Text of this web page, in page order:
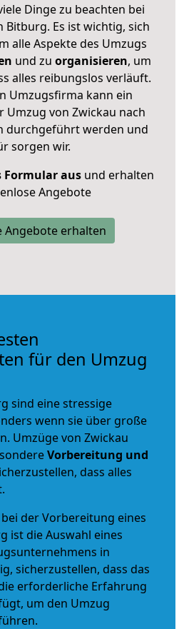
Dinge zu beachten bei
Bitburg. Es ist wichtig, sich
alle Aspekte des Umzugs
und zu organisieren, um
alles reibungslos verläuft.
Umzugsfirma kann ein
von Zwickau nach
durchgeführt werden und
sorgen wir.
Formular ausund erhalten
Angebote
Angebote erhalten
für den Umzug
sind eine stressige
wenn sie über große
Umzüge von Zwickau
Vorbereitung und
dass alles
der Vorbereitung eines
ist die Auswahl eines
in
sicherzustellen, dass das
erforderliche Erfahrung
um den Umzug